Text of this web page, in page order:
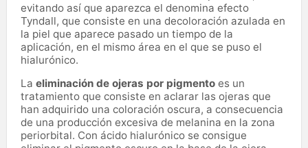
evitando así que aparezca el denomina efecto
Tyndall, que consiste en una decoloración azulada en
la piel que aparece pasado un tiempo de la
aplicación, en el mismo área en el que se puso el
hialurónico.
La eliminación de ojeras por pigmento es un
tratamiento que consiste en aclarar las ojeras que
han adquirido una coloración oscura, a consecuencia
de una producción excesiva de melanina en la zona
periorbital. Con ácido hialurónico se consigue